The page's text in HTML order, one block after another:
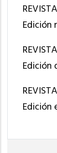
Edición
Edición
Edición